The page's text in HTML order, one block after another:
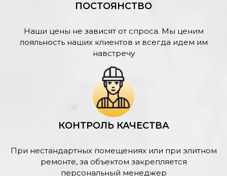
ПОСТОЯНСТВО
Наши цены не зависят от спроса. Мы ценим
лояльность наших клиентов и всегда идем им
навстречу
КОНТРОЛЬ КАЧЕСТВА
При нестандартных помещениях или при элитном
ремонте, за объектом закрепляется
персональный менеджер